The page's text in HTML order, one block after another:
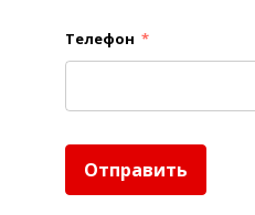
Телефон *
Отправить